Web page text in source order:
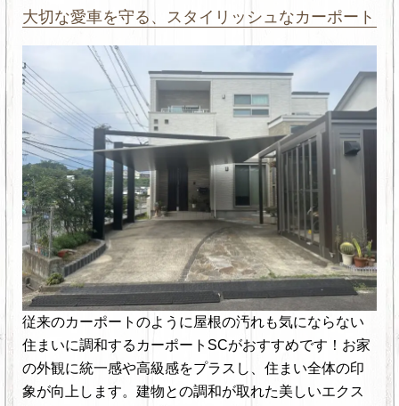
大切な愛車を守る、スタイリッシュなカーポート
従来のカーポートのように屋根の汚れも気にならない
住まいに調和するカーポートSCがおすすめです！お家
の外観に統一感や高級感をプラスし、住まい全体の印
象が向上します。建物との調和が取れた美しいエクス